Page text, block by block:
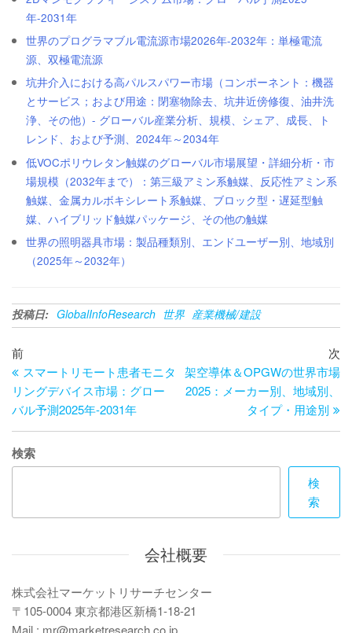
年-2031年
世界のプログラマブル電流源市場2026年-2032年：単極電流
源、双極電流源
坑井介入における高パルスパワー市場（コンポーネント：機器
とサービス；および用途：閉塞物除去、坑井近傍修復、油井洗
浄、その他）- グローバル産業分析、規模、シェア、成長、ト
レンド、および予測、2024年～2034年
低VOCポリウレタン触媒のグローバル市場展望・詳細分析・市
場規模（2032年まで）：第三級アミン系触媒、反応性アミン系
触媒、金属カルボキシレート系触媒、ブロック型・遅延型触
媒、ハイブリッド触媒パッケージ、その他の触媒
世界の照明器具市場：製品種類別、エンドユーザー別、地域別
（2025年～2032年）
投稿日: GlobalInfoResearch 世界 産業機械/建設
投
稿
ナ
ビ
ゲ
シ
ン
過
去
の
投
稿
前
スマートリモート患者モニタ
リングデバイス市場：グロー
バル予測2025年-2031年
の
次
架空導体＆OPGWの世界市場
2025：メーカー別、地域別、
タイプ・用途別
検索
検
索
会社概要
株式会社マーケットリサーチセンター
〒105-0004 東京都港区新橋1-18-21